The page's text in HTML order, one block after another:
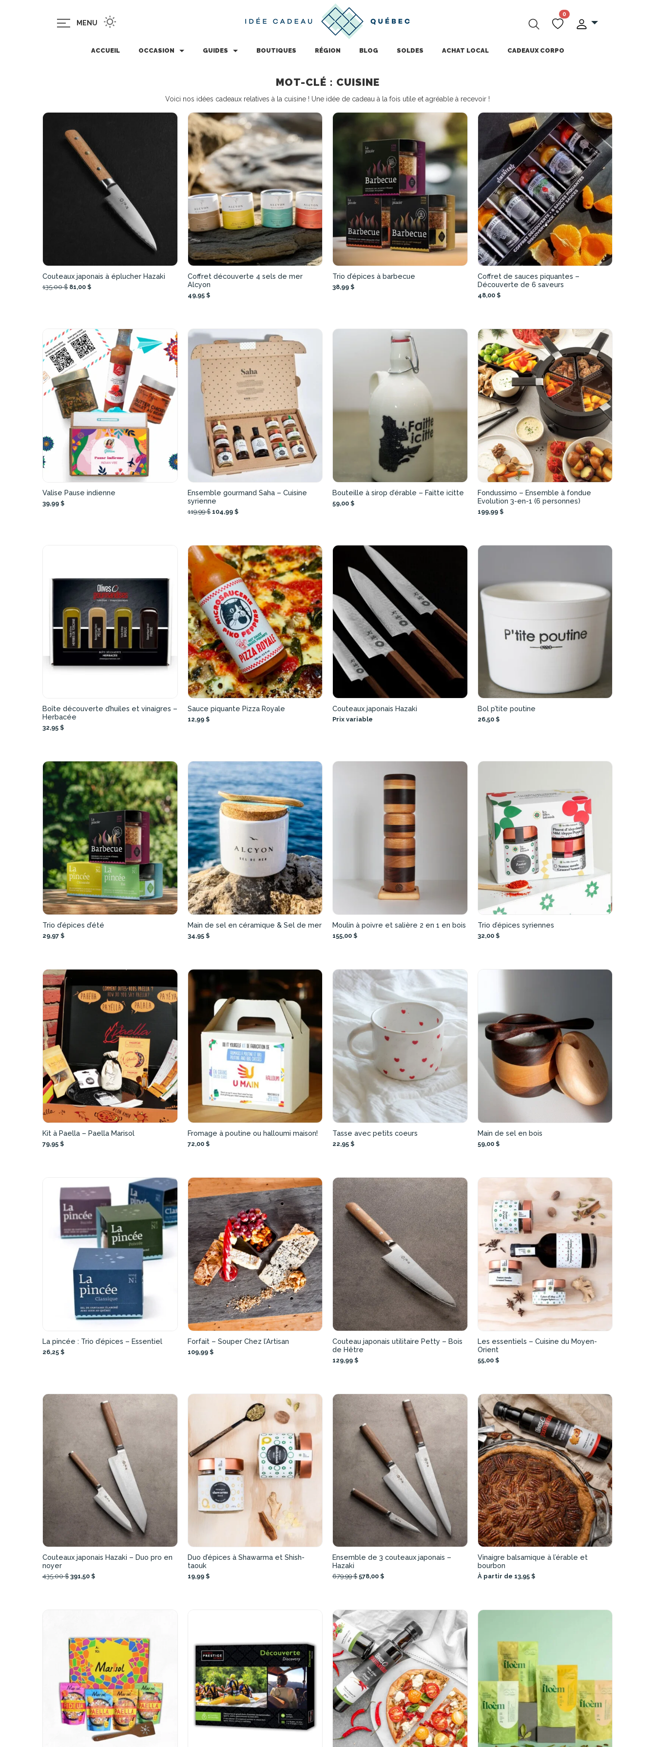
MENU
0
ACCUEIL OCCASION GUIDES BOUTIQUES RÉGION BLOG SOLDES ACHAT LOCAL CADEAUX CORPO
MOT-CLÉ : CUISINE
Voici nos idées cadeaux relatives à la cuisine ! Une idée de cadeau à la fois utile et agréable à recevoir !
Couteaux japonais à éplucher Hazaki
135,00 $ 81,00 $
Coffret découverte 4 sels de mer
Alcyon
49,95 $
Trio d’épices à barbecue
38,99 $
Coffret de sauces piquantes –
Découverte de 6 saveurs
48,00 $
Valise Pause indienne
39,99 $
Ensemble gourmand Saha – Cuisine
syrienne
119,99 $ 104,99 $
Bouteille à sirop d’érable – Faitte icitte
59,00 $
Fondussimo – Ensemble à fondue
Evolution 3-en-1 (6 personnes)
199,99 $
Boîte découverte d’huiles et vinaigres –
Herbacée
32,95 $
Sauce piquante Pizza Royale
12,99 $
Couteaux japonais Hazaki
Prix variable
Bol p’tite poutine
26,50 $
Trio d’épices d’été
29,97 $
Main de sel en céramique & Sel de mer
34,95 $
Moulin à poivre et salière 2 en 1 en bois
155,00 $
Trio d’épices syriennes
32,00 $
Kit à Paella – Paella Marisol
79,95 $
Fromage à poutine ou halloumi maison!
72,00 $
Tasse avec petits coeurs
22,95 $
Main de sel en bois
59,00 $
La pincée : Trio d’épices – Essentiel
26,25 $
Forfait – Souper Chez l’Artisan
109,99 $
Couteau japonais utilitaire Petty – Bois
de Hêtre
129,99 $
Les essentiels – Cuisine du Moyen-
Orient
55,00 $
Couteaux japonais Hazaki – Duo pro en
noyer
435,00 $ 391,50 $
Duo d’épices à Shawarma et Shish-
taouk
19,99 $
Ensemble de 3 couteaux japonais –
Hazaki
679,99 $ 578,00 $
Vinaigre balsamique à l’érable et
bourbon
À partir de 13,95 $